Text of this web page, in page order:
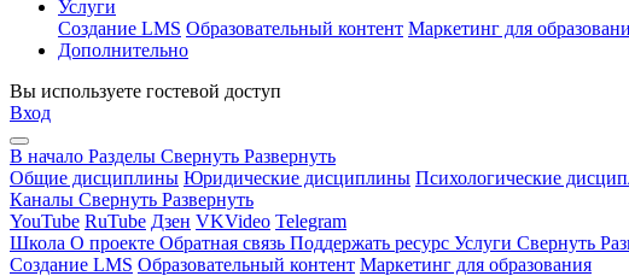
Услуги
Создание LMS Образовательный контент Маркетинг для
Дополнительно
Вы используете гостевой доступ
Вход
В начало Разделы Свернуть Развернуть
Общие дисциплины Юридические дисциплины Психологические
Каналы Свернуть Развернуть
YouTube RuTube Дзен VKVideo Telegram
Школа О проекте Обратная связь Поддержать ресурс Услуги Свернуть
Создание LMS Образовательный контент Маркетинг для образования